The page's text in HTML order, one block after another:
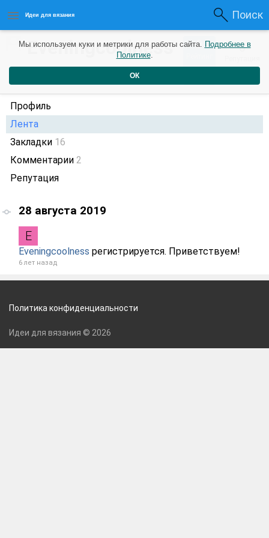
Идеи для вязания Поиск
Eveningcoolness 0 0
Профиль
Лента
Закладки 16
Комментарии 2
Репутация
28 августа 2019
Eveningcoolness регистрируется. Приветствуем!
6 лет назад
Мы используем куки и метрики для работы сайта. Подробнее в
Политике.
ОК
Политика конфиденциальности
Идеи для вязания © 2026